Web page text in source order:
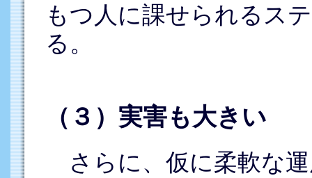
もつ人に課せられるス
る。
（３）実害も大きい
さらに、仮に柔軟な